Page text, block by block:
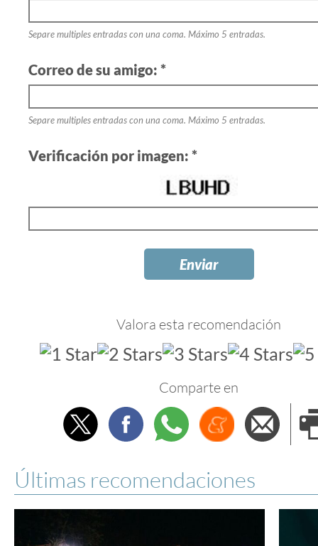
Separe multiples entradas con una coma. Máximo 5 entradas.
Correo de su amigo: *
Separe multiples entradas con una coma. Máximo 5 entradas.
Verificación por imagen: *
Valora esta recomendación
Comparte en
TwitterFacebookWhatsappMenéame
Últimas recomendaciones